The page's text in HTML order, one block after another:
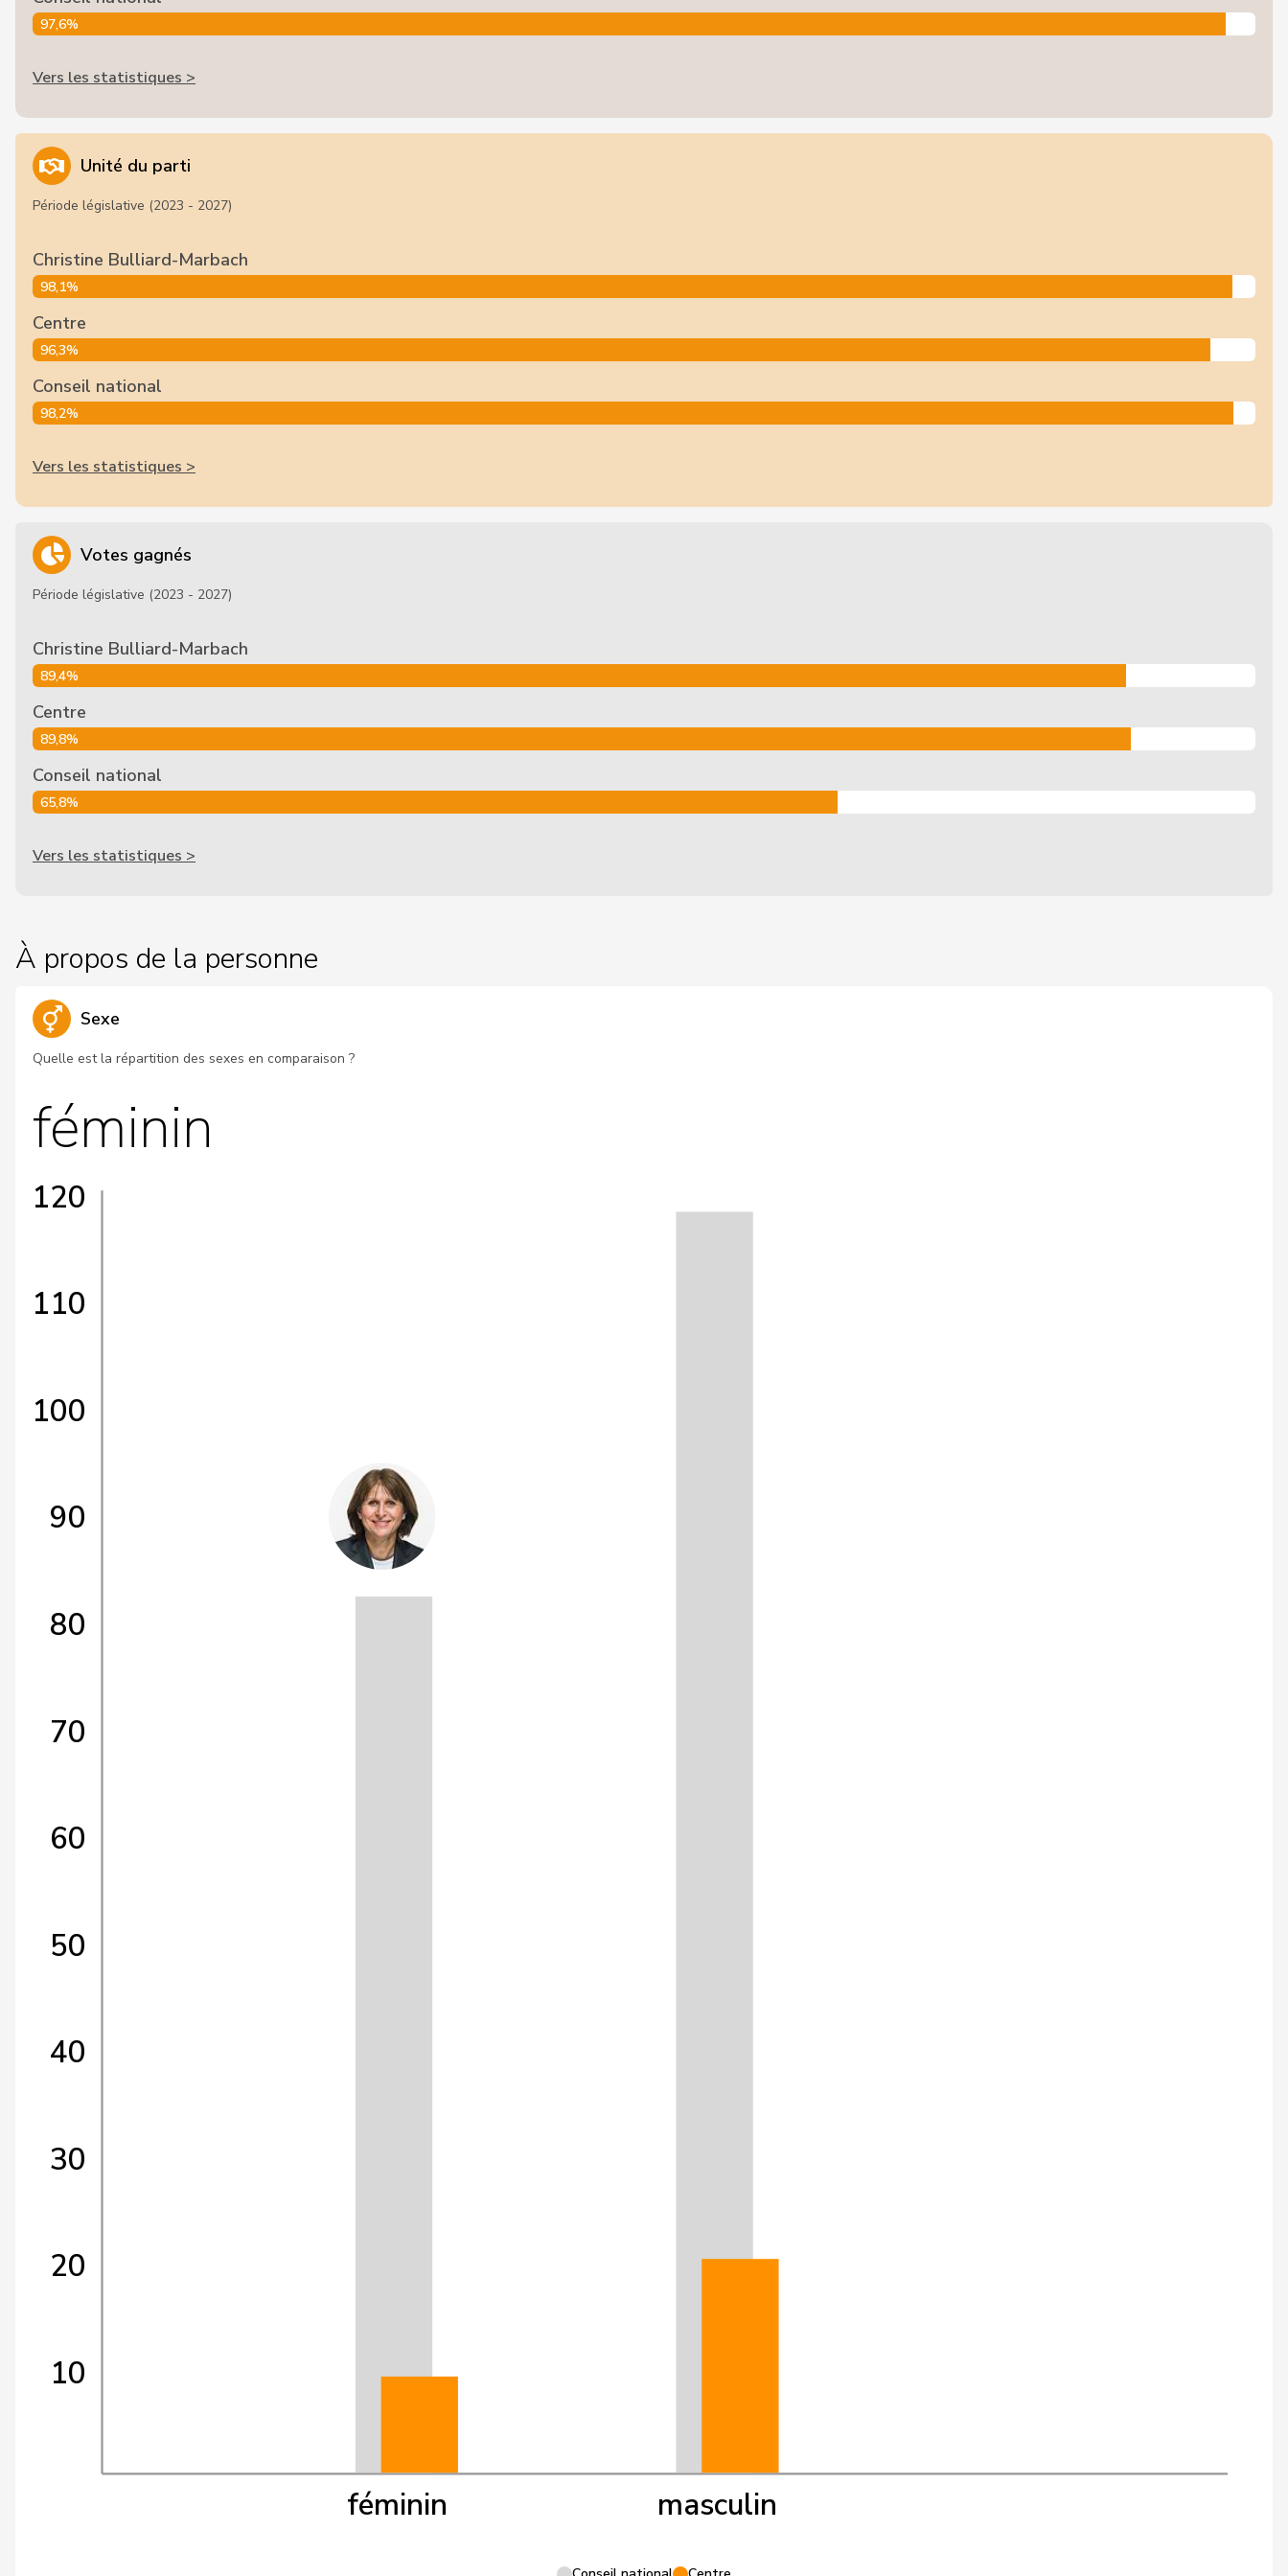
97,6%
Vers les statistiques >
Unité du parti
Période législative (2023 - 2027)
Christine Bulliard-Marbach
98,1%
Centre
96,3%
Conseil national
98,2%
Vers les statistiques >
Votes gagnés
Période législative (2023 - 2027)
Christine Bulliard-Marbach
89,4%
Centre
89,8%
Conseil national
65,8%
Vers les statistiques >
À propos de la personne
Sexe
Quelle est la répartition des sexes en comparaison ?
féminin
10
20
30
40
50
60
70
80
90
100
110
120
féminin masculin